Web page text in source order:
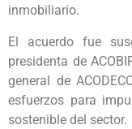
inmobiliario.
El acuerdo fue
presidenta de
general de
esfuerzos para
sostenible del sector.